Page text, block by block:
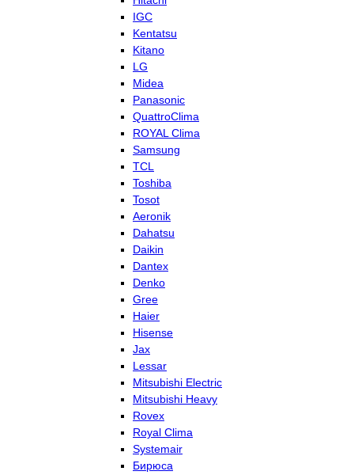
IGC
Kentatsu
Kitano
LG
Midea
Panasonic
QuattroClima
ROYAL Clima
Samsung
TCL
Toshiba
Tosot
Aeronik
Dahatsu
Daikin
Dantex
Denko
Gree
Haier
Hisense
Jax
Lessar
Mitsubishi Electric
Mitsubishi Heavy
Rovex
Royal Clima
Systemair
Бирюса